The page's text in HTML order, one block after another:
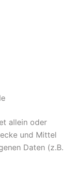
allein oder
und Mittel
Daten (z.B.